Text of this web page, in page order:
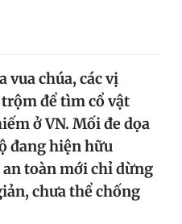
Tin 360
Magazine
vua chúa, các vị
để tìm cổ vật
ở VN. Mối đe dọa
đang hiện hữu
toàn mới chỉ dừng
chưa thể chống